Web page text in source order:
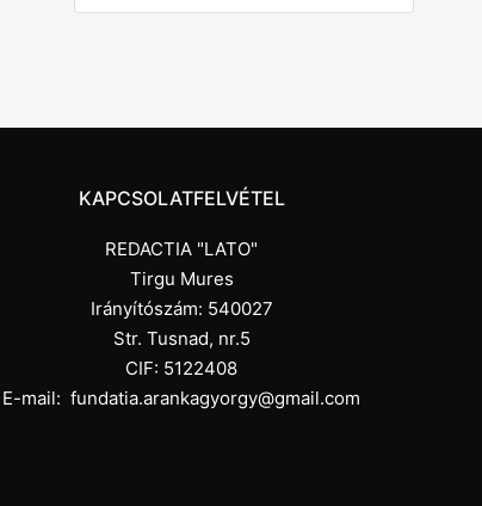
KAPCSOLATFELVÉTEL
REDACTIA "LATO"
Tirgu Mures
Irányítószám: 540027
Str. Tusnad, nr.5
CIF: 5122408
E-mail: fundatia.arankagyorgy@gmail.com